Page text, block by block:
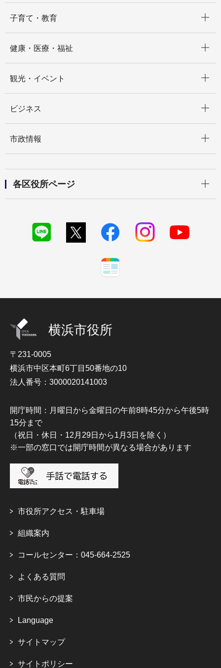
子育て・教育
健康・医療・福祉
観光・イベント
ビジネス
市政情報
各区役所ページ
横浜市役所
〒231-0005
横浜市中区本町6丁目50番地の10
法人番号：3000020141003
開庁時間：月曜日から金曜日の午前8時45分から午後5時
15分まで
（祝日・休日・12月29日から1月3日を除く）
※一部の窓口では開庁時間が異なる場合があります
市役所アクセス・駐車場
組織案内
コールセンター：045-664-2525
よくある質問
市民からの提案
Language
サイトマップ
サイトポリシー